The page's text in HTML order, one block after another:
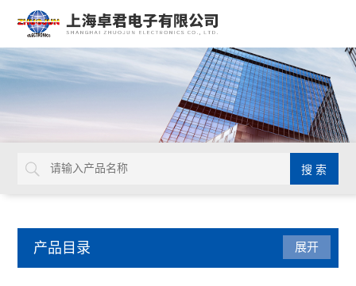
产品目录 展开